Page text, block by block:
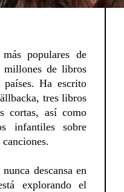
populares de
millones de libros
Ha escrito
tres libros
cortas, así como
infantiles sobre
descansa en
explorando el